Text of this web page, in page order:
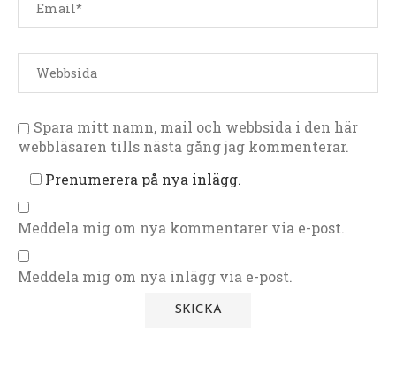
Spara mitt namn, mail och webbsida i den här
webbläsaren tills nästa gång jag kommenterar.
Prenumerera på nya inlägg.
Meddela mig om nya kommentarer via e-post.
Meddela mig om nya inlägg via e-post.